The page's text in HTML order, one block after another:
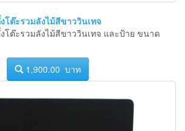
โต๊ะรวมลังไม้สีขาววินเทจ
โต๊ะรวมลังไม้สีขาววินเทจ และป้าย ขนาด
1,900.00 บาท